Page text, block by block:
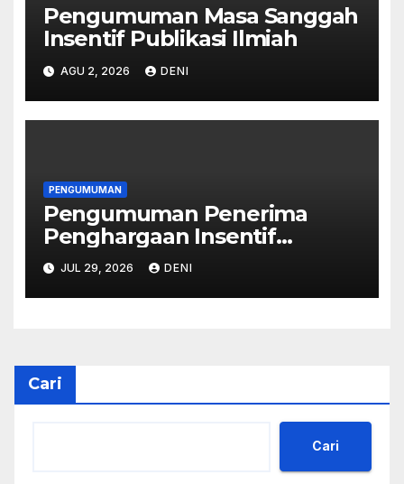
Pengumuman Masa Sanggah
Insentif Publikasi Ilmiah
AGU 2, 2026 DENI
PENGUMUMAN
Pengumuman Penerima
Penghargaan Insentif
Publikasi Ilmiah, Jurnal
Internasional, Publikasi Buku,
Prosiding, dan Kekayaan
Anggaran 2026
JUL 29, 2026 DENI
Cari
Cari